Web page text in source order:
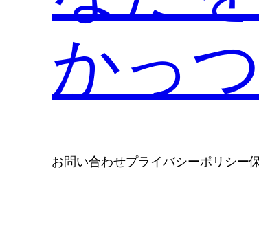
かっ
お問い合わせプライバシーポリシー